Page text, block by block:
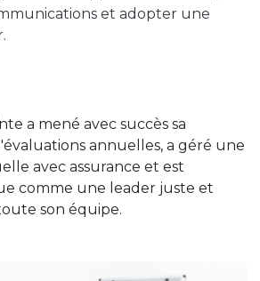
et adopter une
a mené avec succès sa
annuelles, a géré une
avec assurance et est
comme une leader juste et
son équipe.